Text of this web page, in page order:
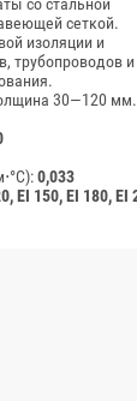
сеткой.
изоляции и
трубопроводов и
30—120 мм.
0,033
EI 150, EI 180, EI